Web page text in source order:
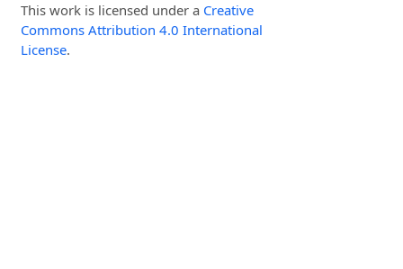
This work is licensed under a Creative
Commons Attribution 4.0 International
License.